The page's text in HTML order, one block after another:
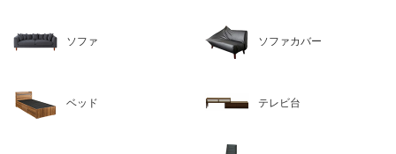
ソファ ソファカバー
ベッド テレビ台